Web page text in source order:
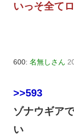
いっそ全て
600: 名無しさん
>>593
ゾナウギア
い